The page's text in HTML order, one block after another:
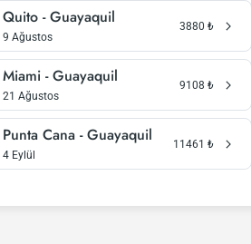
Quito - Guayaquil
9 Ağustos
3880 ₺
Miami - Guayaquil
21 Ağustos
9108 ₺
Punta Cana - Guayaquil
4 Eylül
11461 ₺